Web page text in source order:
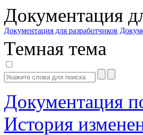
Документация
Документация для разработчиков
Темная тема
Документация
История